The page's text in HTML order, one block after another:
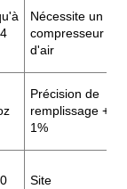
Nécessite un
compresseur
d'air
Précision de
remplissage +
1%
Site